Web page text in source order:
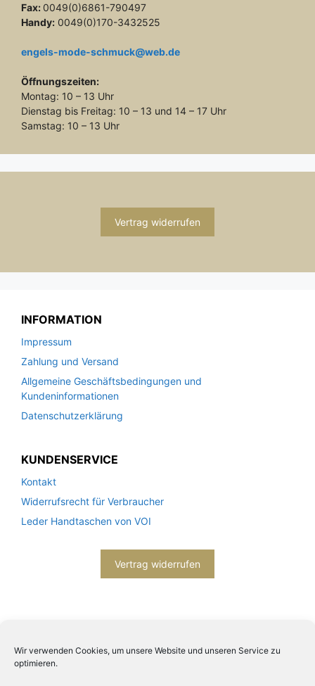
Wir verwenden Cookies, um unsere Website und unseren Service zu
optimieren.
Fax: 0049(0)6861-790497
Handy: 0049(0)170-3432525
engels-mode-schmuck@web.de
Öffnungszeiten:
Montag: 10 – 13 Uhr
Dienstag bis Freitag: 10 – 13 und 14 – 17 Uhr
Samstag: 10 – 13 Uhr
Vertrag widerrufen
INFORMATION
Impressum
Zahlung und Versand
Allgemeine Geschäftsbedingungen und
Kundeninformationen
Datenschutzerklärung
KUNDENSERVICE
Kontakt
Widerrufsrecht für Verbraucher
Leder Handtaschen von VOI
Vertrag widerrufen